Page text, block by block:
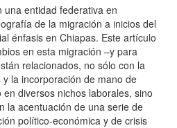
entidad federativa en
de la migración a inicios del
énfasis en Chiapas. Este artículo
en esta migración –y para
relacionados, no sólo con la
la incorporación de mano de
diversos nichos laborales, sino
la acentuación de una serie de
político-económica y de crisis